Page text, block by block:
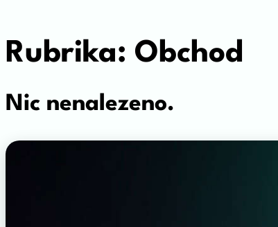
Rubrika: Obchod
Nic nenalezeno.